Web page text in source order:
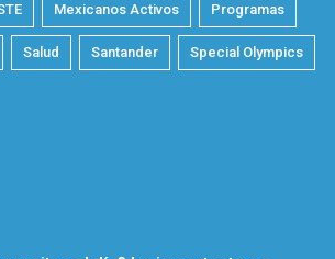
Mexicanos Activos Programas
Salud Santander Special Olympics